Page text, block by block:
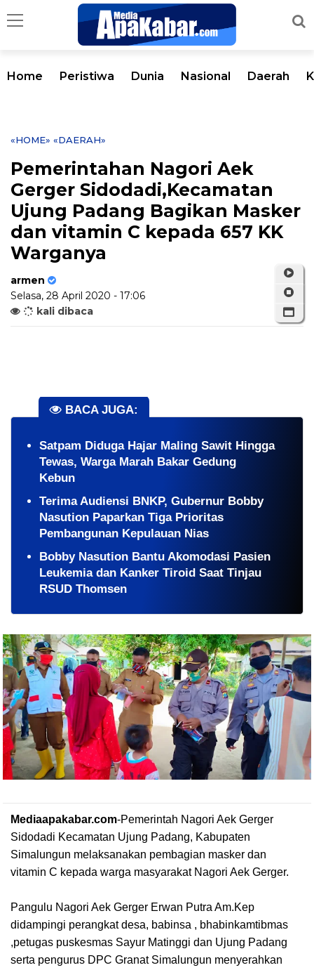
Home Peristiwa Dunia Nasional Daerah
«HOME» «DAERAH»
Pemerintahan Nagori Aek
Gerger Sidodadi,Kecamatan
Ujung Padang Bagikan Masker
dan vitamin C kepada 657 KK
Warganya
armen
Selasa, 28 April 2020 - 17:06
kali dibaca
BACA JUGA:
​Satpam Diduga Hajar Maling Sawit Hingga
Tewas, Warga Marah Bakar Gedung
Kebun
Terima Audiensi BNKP, Gubernur Bobby
Nasution Paparkan Tiga Prioritas
Pembangunan Kepulauan Nias
Bobby Nasution Bantu Akomodasi Pasien
Leukemia dan Kanker Tiroid Saat Tinjau
RSUD Thomsen
Mediaapakabar.com-Pemerintah Nagori Aek Gerger
Sidodadi Kecamatan Ujung Padang, Kabupaten
Simalungun melaksanakan pembagian masker dan
vitamin C kepada warga masyarakat Nagori Aek Gerger.
Pangulu Nagori Aek Gerger Erwan Putra Am.Kep
didampingi perangkat desa, babinsa , bhabinkamtibmas
,petugas puskesmas Sayur Matinggi dan Ujung Padang
serta pengurus DPC Granat Simalungun menyerahkan